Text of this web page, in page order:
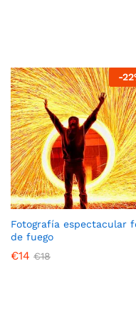
-
Fotografía espectacular
de fuego
€14 €18